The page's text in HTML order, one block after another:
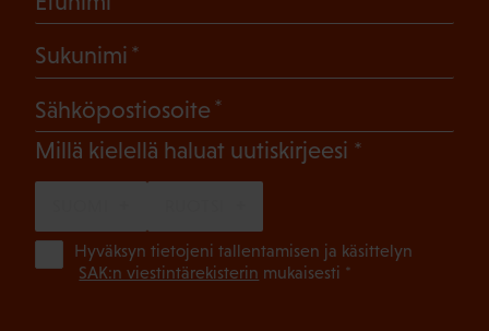
Sukunimi
Sähköpostiosoite
Millä kielellä haluat uutiskirjeesi (Pakollinen)
Hyväksyn tietojeni tallentamisen ja käsittelyn
SAK:n viestintärekisterin mukaisesti *